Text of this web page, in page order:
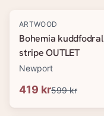
-30%
ARTWOOD
Bohemia kuddfodral
stripe OUTLET
Newport
419 kr599 kr